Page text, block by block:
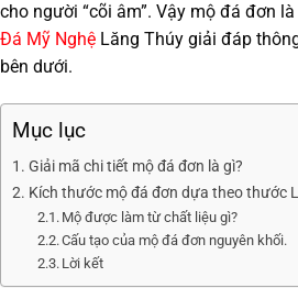
cho người “cõi âm”. Vậy mộ đá đơn
Đá Mỹ Nghệ Lăng Thúy giải đáp
bên dưới.
Mục lục
Giải mã chi tiết mộ đá đơn là gì?
Kích thước mộ đá đơn dựa theo thước
Mộ được làm từ chất liệu gì?
Cấu tạo của mộ đá đơn nguyên khối.
Lời kết